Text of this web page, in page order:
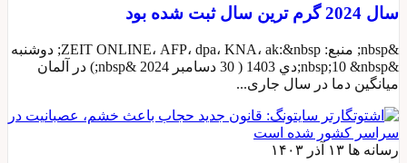
سال 2024 گرم ترین سال ثبت شده بود
&nbsp; منبع: ZEIT ONLINE، AFP، dpa، KNA، ak:&nbsp; دوشنبه
&nbsp;10 &nbsp;دي 1403 ( 30 دسامبر 2024 &nbsp;) در آلمان
میانگین دما در سال جاری...
رسانه ها ۱۳ آذر ۱۴۰۳